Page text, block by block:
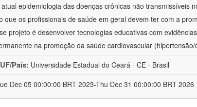
atual epidemiologia das doenças crônicas não transmissíveis
que os profissionais de saúde em geral devem ter com a
projeto é desenvolver tecnologias educativas com
na promoção da saúde cardiovascular
País: Universidade Estadual do Ceará - CE - Brasil
Dec 05 00:00:00 BRT 2023-Thu Dec 31 00:00:00 BRT 2026